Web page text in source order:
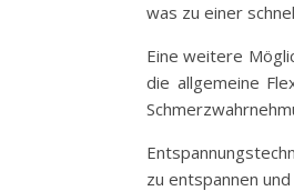
was zu einer
Eine weitere
die allgemeine
zu entspannen